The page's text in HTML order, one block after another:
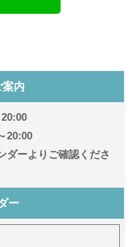
案内
20:00
ーよりご確認くださ
ー